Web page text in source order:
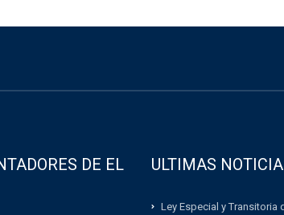
DE EL
ULTIMAS
Ley Especial y Transitoria